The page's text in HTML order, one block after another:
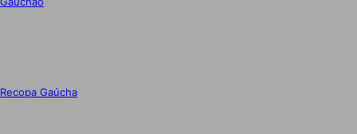
Recopa Gaúcha